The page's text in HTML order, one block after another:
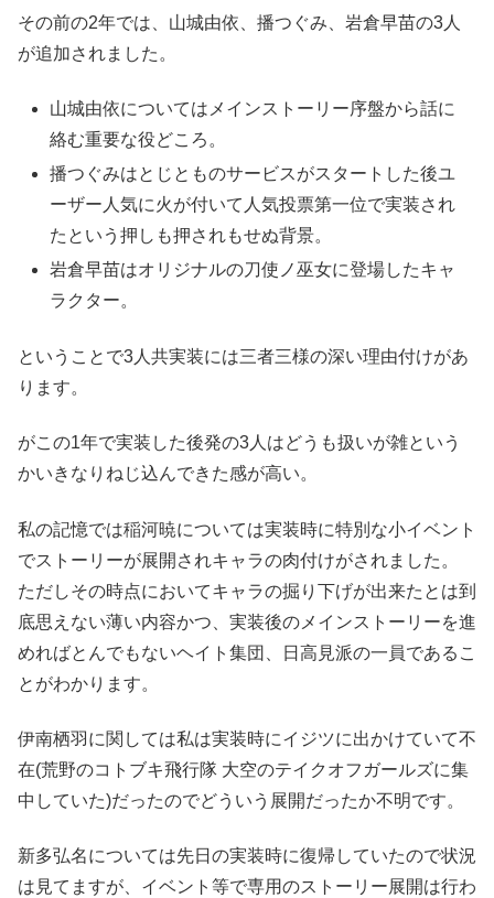
その前の2年では、山城由依、播つぐみ、岩倉早苗の3人
が追加されました。
山城由依についてはメインストーリー序盤から話に
絡む重要な役どころ。
播つぐみはとじとものサービスがスタートした後ユ
ーザー人気に火が付いて人気投票第一位で実装され
たという押しも押されもせぬ背景。
岩倉早苗はオリジナルの刀使ノ巫女に登場したキャ
ラクター。
ということで3人共実装には三者三様の深い理由付けがあ
ります。
がこの1年で実装した後発の3人はどうも扱いが雑という
かいきなりねじ込んできた感が高い。
私の記憶では稲河暁については実装時に特別な小イベント
でストーリーが展開されキャラの肉付けがされました。
ただしその時点においてキャラの掘り下げが出来たとは到
底思えない薄い内容かつ、実装後のメインストーリーを進
めればとんでもないヘイト集団、日高見派の一員であるこ
とがわかります。
伊南栖羽 に関しては私は実装時にイジツに出かけていて不
在(荒野のコトブキ飛行隊 大空のテイクオフガールズに集
中していた)だったのでどういう展開だったか不明です。
新多弘名については先日の実装時に復帰していたので状況
は見てますが、イベント等で専用のストーリー展開は行わ